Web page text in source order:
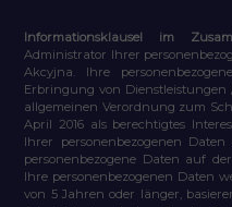
Informationsklausel im
Administrator Ihrer
Akcyjna. Ihre
Erbringung von Dienstleistungen
allgemeinen Verordnung zum
April 2016 als berechtigtes
Ihrer personenbezogenen
personenbezogene Daten auf
Ihre personenbezogenen Daten
von 5 Jahren oder länger,